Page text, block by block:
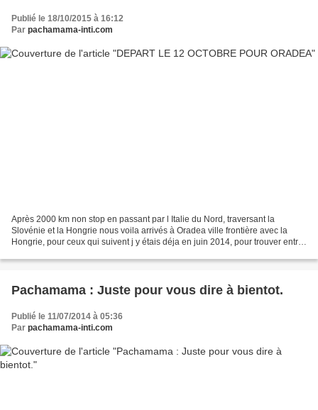
Publié le 18/10/2015 à 16:12
Par pachamama-inti.com
Après 2000 km non stop en passant par l Italie du Nord, traversant la
Slovénie et la Hongrie nous voila arrivés à Oradea ville frontière avec la
Hongrie, pour ceux qui suivent j y étais déja en juin 2014, pour trouver entre
Pachamama : Juste pour vous dire à bientot.
Publié le 11/07/2014 à 05:36
Par pachamama-inti.com